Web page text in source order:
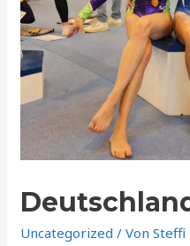
Uncategorized / VonSteffi